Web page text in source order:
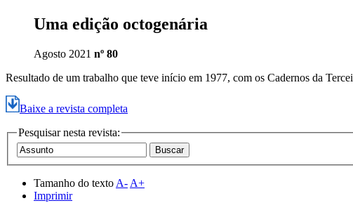
Uma edição octogenária
Agosto 2021 nº 80
Resultado de um trabalho que teve início em 1977, com os Cadernos da
Baixe a revista completa
Pesquisar nesta revista:
Tamanho do texto A- A+
Imprimir